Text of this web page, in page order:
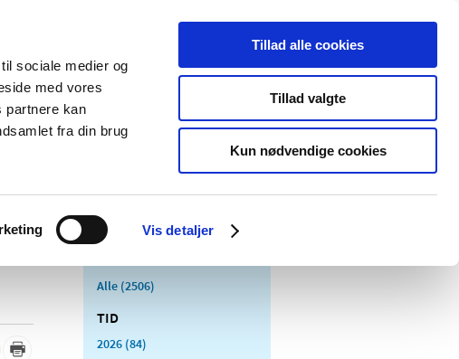
sociale medier og
med vores
partnere kan
fra din brug
Vis detaljer
Tillad alle cookies
Tillad valgte
Kun nødvendige cookies
Udgivelser
Medicinsk
Særlige
produktområder
Alle (2506)
TID
2026 (84)